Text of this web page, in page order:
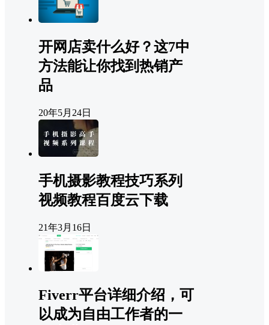
开网店卖什么好？这7中
方法能让你找到热销产
品
20年5月24日
手机摄影教程技巧系列
视频教程百度云下载
21年3月16日
Fiverr平台详细介绍，可
以成为自由工作者的一